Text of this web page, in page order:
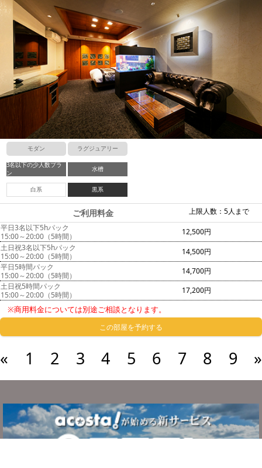
モダン ラグジュアリー
3名以下の少人数プラ
ン
水槽
白系 黒系
上限人数：5人まで
ご利用料金
平日3名以下5hパック
15:00～20:00（5時間）
12,500円
土日祝3名以下5hパック
15:00～20:00（5時間）
14,500円
平日5時間パック
15:00～20:00（5時間）
14,700円
土日祝5時間パック
15:00～20:00（5時間）
17,200円
※商用料金については別途ご相談となります。
この部屋を予約する
« 1 2 3 4 5 6 7 8 9 »